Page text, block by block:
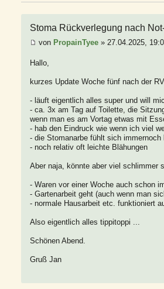
Stoma Rückverlegung nach
von PropainTyee » 27.04.2025,
Hallo,
kurzes Update Woche fünf nach der
- läuft eigentlich alles super und will
- ca. 3x am Tag auf Toilette, die
wenn man es am Vortag etwas mit
- hab den Eindruck wie wenn ich viel
- die Stomanarbe fühlt sich
- noch relativ oft leichte Blähungen
Aber naja, könnte aber viel schlimmer
- Waren vor einer Woche auch schon
- Gartenarbeit geht (auch wenn man
- normale Hausarbeit etc. funktioniert
Also eigentlich alles tippitoppi ...
Schönen Abend.
Gruß Jan